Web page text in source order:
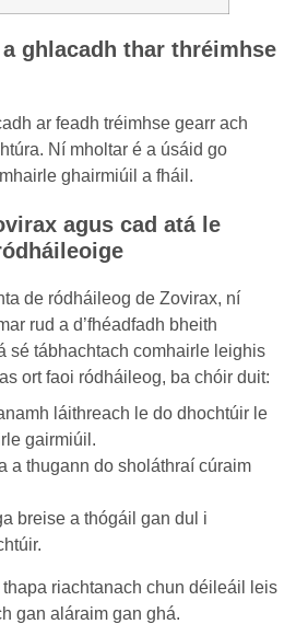
ghlacadh thar thréimhse
ar feadh tréimhse gearr ach
Ní mholtar é a úsáid go
ghairmiúil a fháil.
agus cad atá le
de ródháileog de Zovirax, ní
rud a d’fhéadfadh bheith
sé tábhachtach comhairle leighis
ort faoi ródháileog, ba chóir duit:
láithreach le do dhochtúir le
gairmiúil.
a thugann do sholáthraí cúraim
breise a thógáil gan dul i
riachtanach chun déileáil leis
gan aláraim gan ghá.